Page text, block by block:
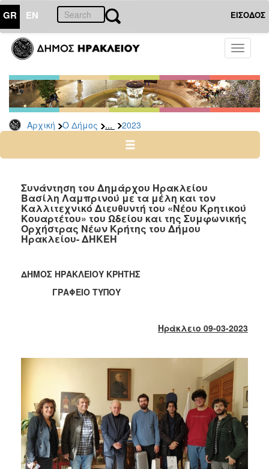
GR EN ΕΙΣΟΔΟΣ
Toggle
Αρχική Ο Δήμος ... 2023
ΔΗΜΟΣ
Δελτία
Τύπου
Αρχείο
2026
2024
2022
2021
2020
2018
2017
2012
2010
2006
Συνάντηση του Δημάρχου Ηρακλείου
Βασίλη Λαμπρινού με τα μέλη και τον
Καλλιτεχνικό Διευθυντή του «Νέου Κρητικού
Κουαρτέτου» του Ωδείου και της Συμφωνικής
Ορχήστρας Νέων Κρήτης του Δήμου
Ηρακλείου- ΔΗΚΕΗ
ΔΗΜΟΣ ΗΡΑΚΛΕΙΟΥ ΚΡΗΤΗΣ
ΓΡΑΦΕΙΟ ΤΥΠΟΥ
Ηράκλειο 09-03-2023